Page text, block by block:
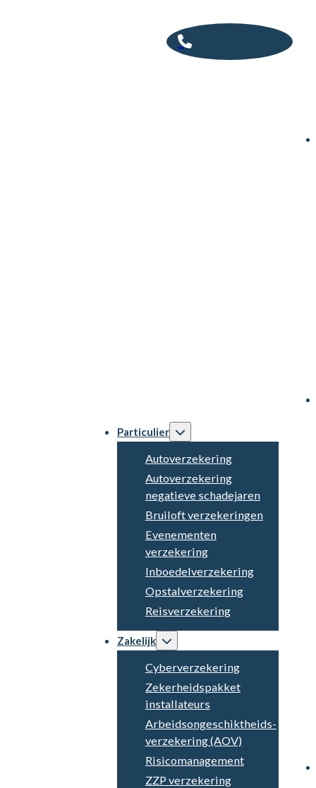
Particulier
Autoverzekering
Autoverzekering
negatieve schadejaren
Bruiloft verzekeringen
Evenementen
verzekering
Inboedelverzekering
Opstalverzekering
Reisverzekering
Zakelijk
Cyberverzekering
Zekerheidspakket
installateurs
Arbeidsongeschiktheids­
verzekering (AOV)
Risicomanagement
ZZP verzekering